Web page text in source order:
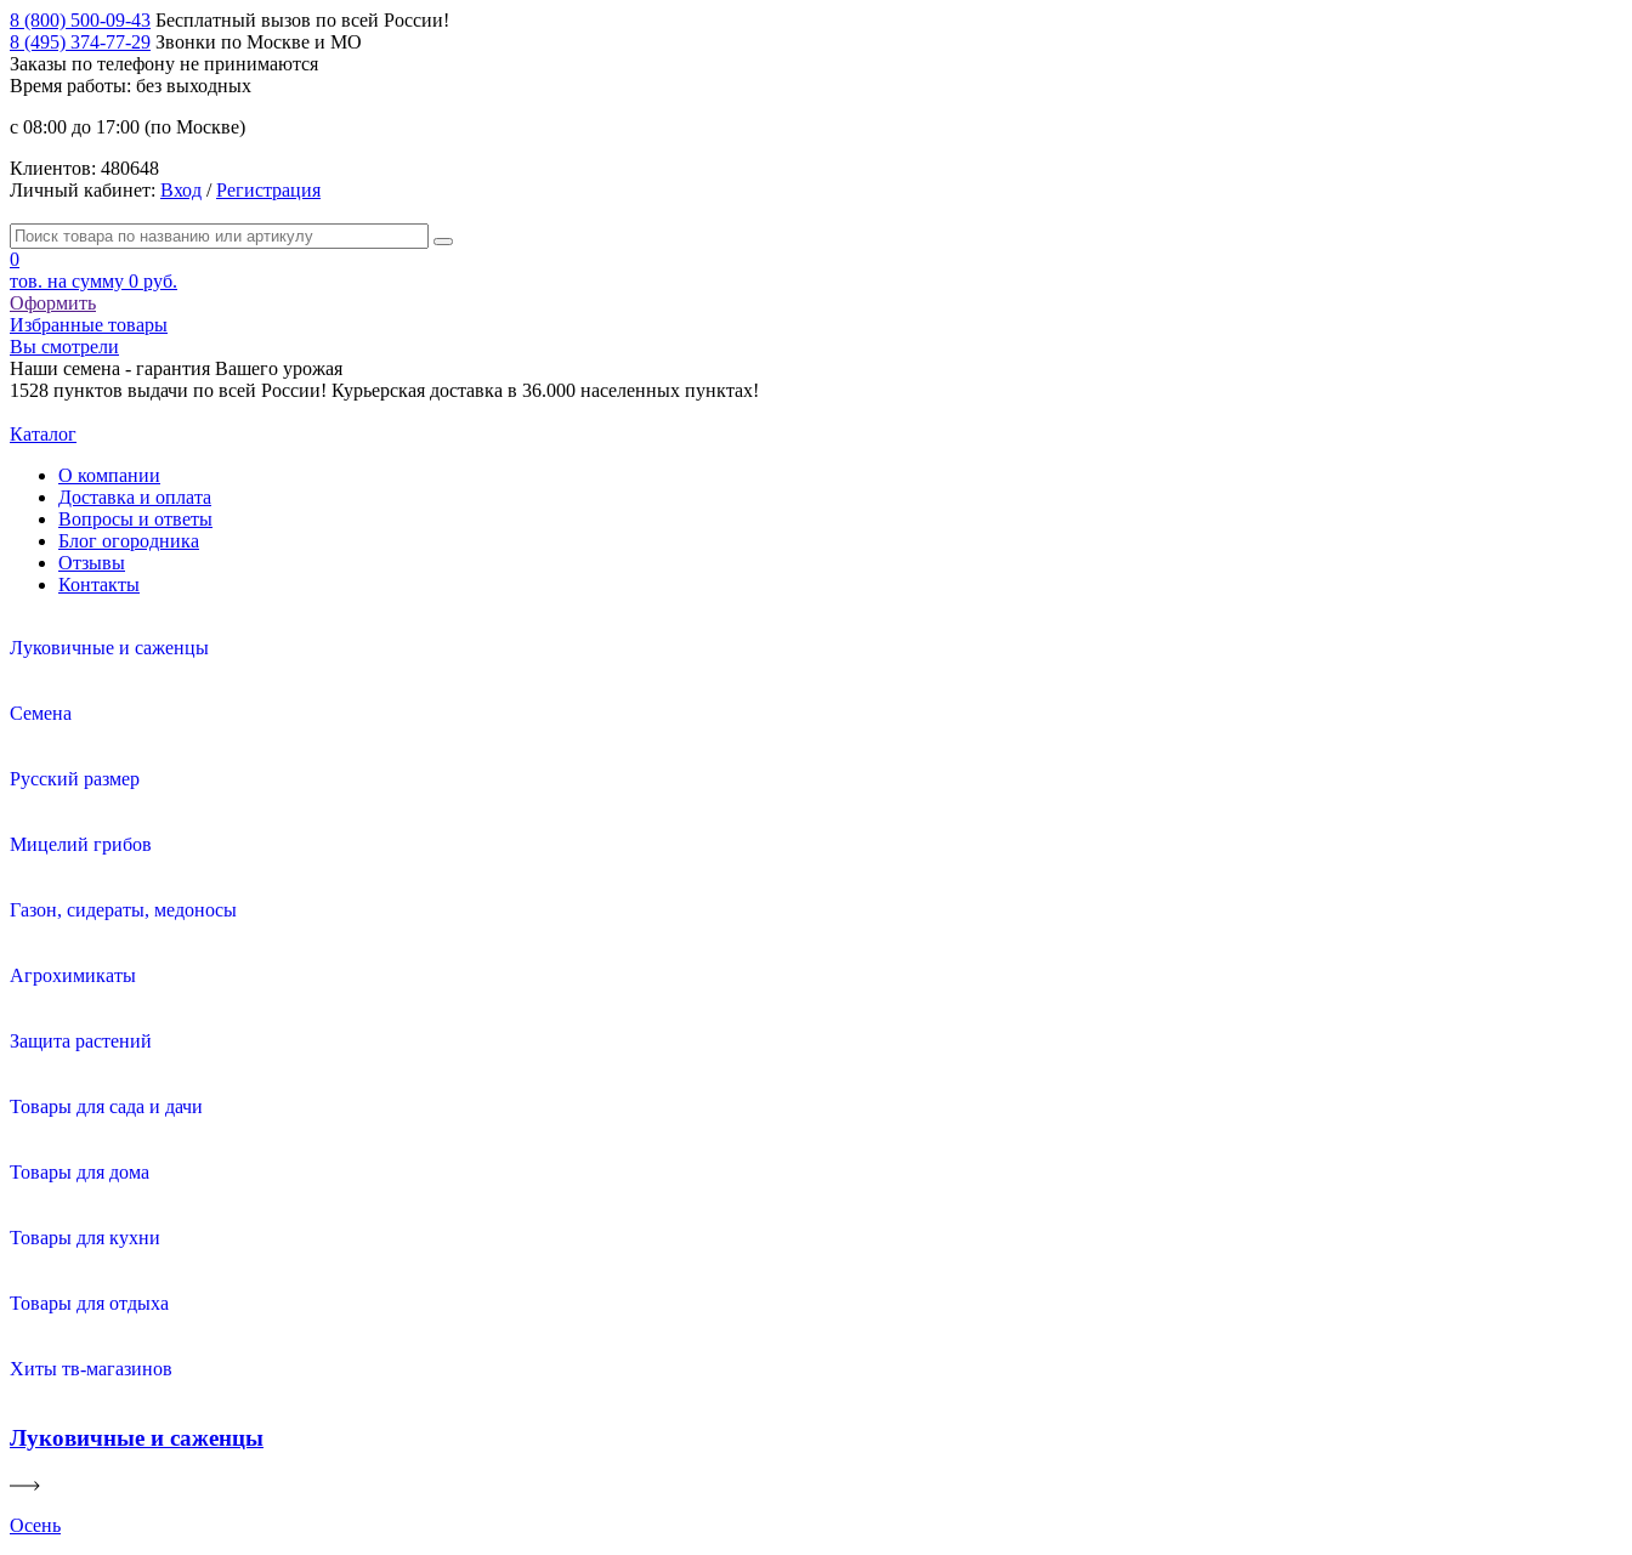
8 (800) 500-09-43 Бесплатный вызов по всей России!
8 (495) 374-77-29 Звонки по Москве и МО
Заказы по телефону не принимаются
Время работы: без выходных
с 08:00 до 17:00 (по Москве)
Клиентов: 480648
Личный кабинет: Вход /Регистрация
0
тов. на сумму 0 руб.
Оформить
Избранные товары
Вы смотрели
Наши семена - гарантия Вашего урожая
1528 пунктов выдачи по всей России! Курьерская доставка в 36.000 населенных пунктах!
Каталог
О компании
Доставка и оплата
Вопросы и ответы
Блог огородника
Отзывы
Контакты
Луковичные и саженцы
Семена
Русский размер
Мицелий грибов
Газон, сидераты, медоносы
Агрохимикаты
Защита растений
Товары для сада и дачи
Товары для дома
Товары для кухни
Товары для отдыха
Хиты тв-магазинов
Луковичные и саженцы
Осень